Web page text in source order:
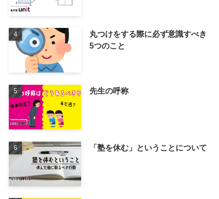
丸つけをする際に必ず意識すべき
5つのこと
先生の呼称
「塾を休む」ということについて